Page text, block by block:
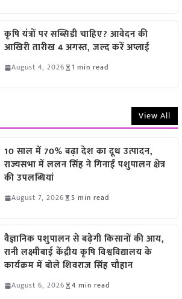
कृषि यंत्रों पर सब्सिडी चाहिए? आवेदन की
आखिरी तारीख 4 अगस्त, जल्द करें अप्लाई
August 4, 2026 1 min read
View All
10 साल में 70% बढ़ा देश का दूध उत्पादन,
राज्यसभा में ललन सिंह ने गिनाईं पशुपालन क्षेत्र
की उपलब्धियां
August 7, 2026 5 min read
वैज्ञानिक पशुपालन से बढ़ेगी किसानों की आय,
रानी लक्ष्मीबाई केंद्रीय कृषि विश्वविद्यालय के
कार्यक्रम में बोले शिवराज सिंह चौहान
August 6, 2026 4 min read